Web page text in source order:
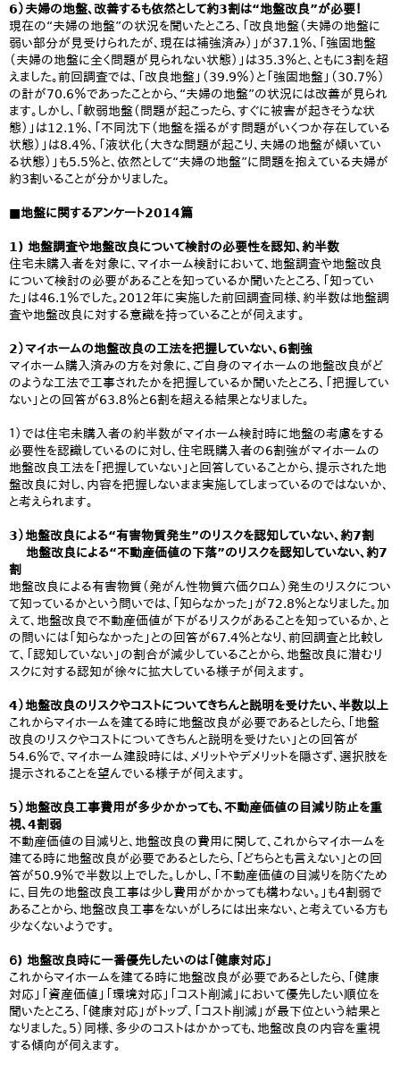
6）夫婦の地盤、改善するも依然として約3割は“地盤改良”が必要！
現在の“夫婦の地盤”の状況を聞いたところ、「改良地盤（夫婦の地盤に
弱い部分が見受けられたが、現在は補強済み）」が37.1％、「強固地盤
（夫婦の地盤に全く問題が見られない状態）」は35.3％と、ともに3割を超
えました。前回調査では、「改良地盤」（39.9％）と「強固地盤」（30.7％）
の計が70.6％であったことから、“夫婦の地盤”の状況には改善が見られ
ます。しかし、「軟弱地盤（問題が起こったら、すぐに被害が起きそうな状
態）」は12.1％、「不同沈下（地盤を揺るがす問題がいくつか存在している
状態）」は8.4％、「液状化（大きな問題が起こり、夫婦の地盤が傾いてい
る状態）」も5.5％と、依然として“夫婦の地盤”に問題を抱えている夫婦が
約3割いることが分かりました。
■地盤に関するアンケート2014篇
1) 地盤調査や地盤改良について検討の必要性を認知、約半数
住宅未購入者を対象に、マイホーム検討において、地盤調査や地盤改良
について検討の必要があることを知っているか聞いたところ、「知ってい
た」は46.1％でした。2012年に実施した前回調査同様、約半数は地盤調
査や地盤改良に対する意識を持っていることが伺えます。
2）マイホームの地盤改良の工法を把握していない、6割強
マイホーム購入済みの方を対象に、ご自身のマイホームの地盤改良がど
のような工法で工事されたかを把握しているか聞いたところ、「把握してい
ない」との回答が63.8％と6割を超える結果となりました。
１）では住宅未購入者の約半数がマイホーム検討時に地盤の考慮をする
必要性を認識しているのに対し、住宅既購入者の6割強がマイホームの
地盤改良工法を「把握していない」と回答していることから、提示された地
盤改良に対し、内容を把握しないまま実施してしまっているのではないか、
と考えられます。
3）地盤改良による“有害物質発生”のリスクを認知していない、約7割
地盤改良による“不動産価値の下落”のリスクを認知していない、約7
割
地盤改良による有害物質（発がん性物質六価クロム）発生のリスクについ
て知っているかという問いでは、「知らなかった」が72.8％となりました。加
えて、地盤改良で不動産価値が下がるリスクがあることを知っているか、と
の問いには「知らなかった」との回答が67.4％となり、前回調査と比較し
て、「認知していない」の割合が減少していることから、地盤改良に潜むリ
スクに対する認知が徐々に拡大している様子が伺えます。
4）地盤改良のリスクやコストについてきちんと説明を受けたい、半数以上
これからマイホームを建てる時に地盤改良が必要であるとしたら、「地盤
改良のリスクやコストについてきちんと説明を受けたい」との回答が
54.6％で、マイホーム建設時には、メリットやデメリットを隠さず、選択肢を
提示されることを望んでいる様子が伺えます。
5）地盤改良工事費用が多少かかっても、不動産価値の目減り防止を重
視、4割弱
不動産価値の目減りと、地盤改良の費用に関して、これからマイホームを
建てる時に地盤改良が必要であるとしたら、「どちらとも言えない」との回
答が50.9％で半数以上でした。しかし、「不動産価値の目減りを防ぐため
に、目先の地盤改良工事は少し費用がかかっても構わない。」も4割弱で
あることから、地盤改良工事をないがしろには出来ない、と考えている方も
少なくないようです。
６) 地盤改良時に一番優先したいのは「健康対応」
これからマイホームを建てる時に地盤改良が必要であるとしたら、「健康
対応」「資産価値」「環境対応」「コスト削減」において優先したい順位を
聞いたところ、「健康対応」がトップ、「コスト削減」が最下位という結果と
なりました。5）同様、多少のコストはかかっても、地盤改良の内容を重視
する傾向が伺えます。